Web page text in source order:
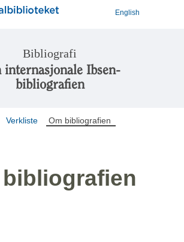
English
Bibliografi
internasjonale Ibsen-
bibliografien
Verkliste Om bibliografien
bibliografien